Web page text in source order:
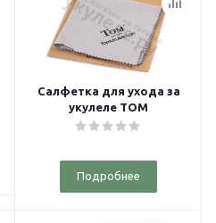
Салфетка для ухода за
укулеле TOM
Подробнее